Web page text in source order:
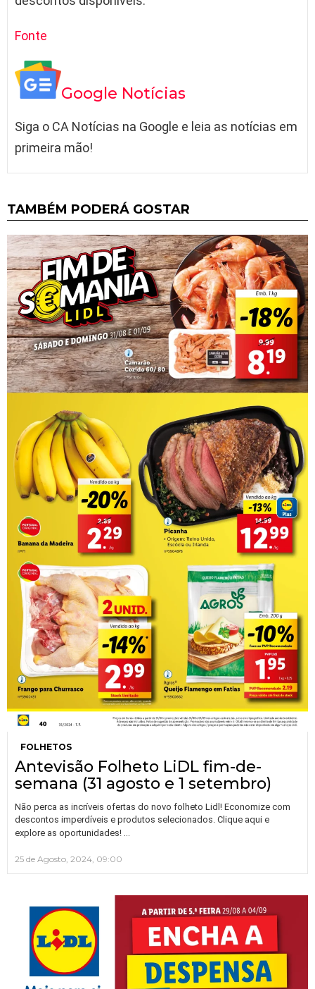
Fonte
Google Notícias
Siga o CA Notícias na Google e leia as notícias em
primeira mão!
TAMBÉM PODERÁ GOSTAR
FOLHETOS
Antevisão Folheto LiDL fim-de-
semana (31 agosto e 1 setembro)
Não perca as incríveis ofertas do novo folheto Lidl! Economize com
descontos imperdíveis e produtos selecionados. Clique aqui e
explore as oportunidades!
25 de Agosto, 2024, 09:00